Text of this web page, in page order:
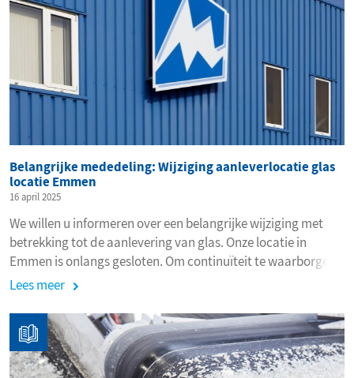
Belangrijke mededeling: Wijziging aanleverlocatie glas
locatie Emmen
16 april 2025
We willen u informeren over een belangrijke wijziging met
betrekking tot de aanlevering van glas. Onze locatie in
Emmen is onlangs gesloten. Om continuïteit te waarborgen,
hebben wij een alternatieve overslaglocatie geregeld.
Lees meer